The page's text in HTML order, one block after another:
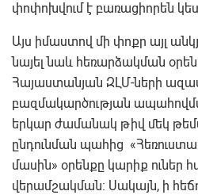
փոփոխվում է բառացիորեն
Այս իմաստով մի փոքր այլ
նայել նաև հեռարձակման
Հայաստանյան ԶԼՄ-ների
բազմակարծության
երկար ժամանակ թիվ մեկ
ընդունման պահից
մասին» օրենքը կարիք ուներ
վերամշակման: Սակայն, ի